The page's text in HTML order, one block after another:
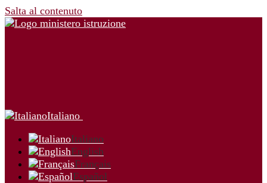
Salta al contenuto
Italiano
Italiano
English
Français
Español